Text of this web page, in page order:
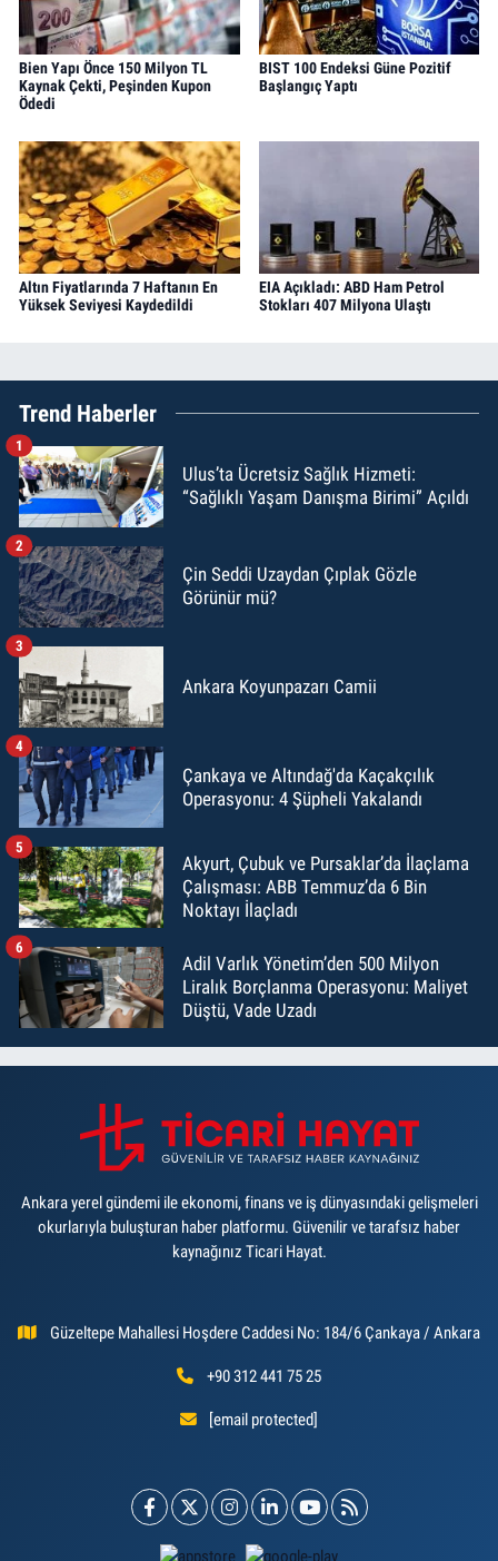
Bien Yapı Önce 150 Milyon TL
Kaynak Çekti, Peşinden Kupon
Ödedi
BIST 100 Endeksi Güne Pozitif
Başlangıç Yaptı
Altın Fiyatlarında 7 Haftanın En
Yüksek Seviyesi Kaydedildi
EIA Açıkladı: ABD Ham Petrol
Stokları 407 Milyona Ulaştı
Trend Haberler
Ulus’ta Ücretsiz Sağlık Hizmeti:
“Sağlıklı Yaşam Danışma Birimi” Açıldı
1
Çin Seddi Uzaydan Çıplak Gözle
Görünür mü?
2
Ankara Koyunpazarı Camii
3
Çankaya ve Altındağ'da Kaçakçılık
Operasyonu: 4 Şüpheli Yakalandı
4
Akyurt, Çubuk ve Pursaklar’da İlaçlama
Çalışması: ABB Temmuz’da 6 Bin
Noktayı İlaçladı
5
Adil Varlık Yönetim’den 500 Milyon
Liralık Borçlanma Operasyonu: Maliyet
Düştü, Vade Uzadı
6
Ankara yerel gündemi ile ekonomi, finans ve iş dünyasındaki gelişmeleri
okurlarıyla buluşturan haber platformu. Güvenilir ve tarafsız haber
kaynağınız Ticari Hayat.
Güzeltepe Mahallesi Hoşdere Caddesi No: 184/6 Çankaya / Ankara
+90 312 441 75 25
[email protected]